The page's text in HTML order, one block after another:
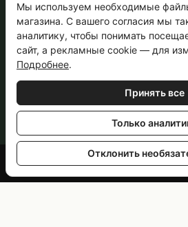
067 473-69-
Контактная
Полная версия
Ручная работа с 2011 года ·
© 2011—2026
Online store built with Horoshop
Мы используем необходимые
магазина. С вашего согласия мы
аналитику, чтобы понимать
сайт, а рекламные cookie — для
Подробнее.
Принять все
Только
Отклонить